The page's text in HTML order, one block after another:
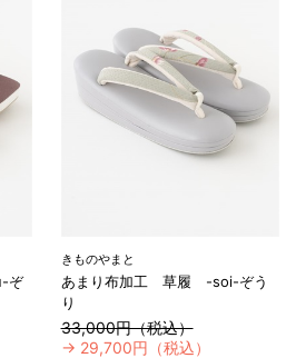
ぞ
きものやまと
あまり布加工 草履 -soi-ぞう
り
33,000円（税込）
→ 29,700円（税込）